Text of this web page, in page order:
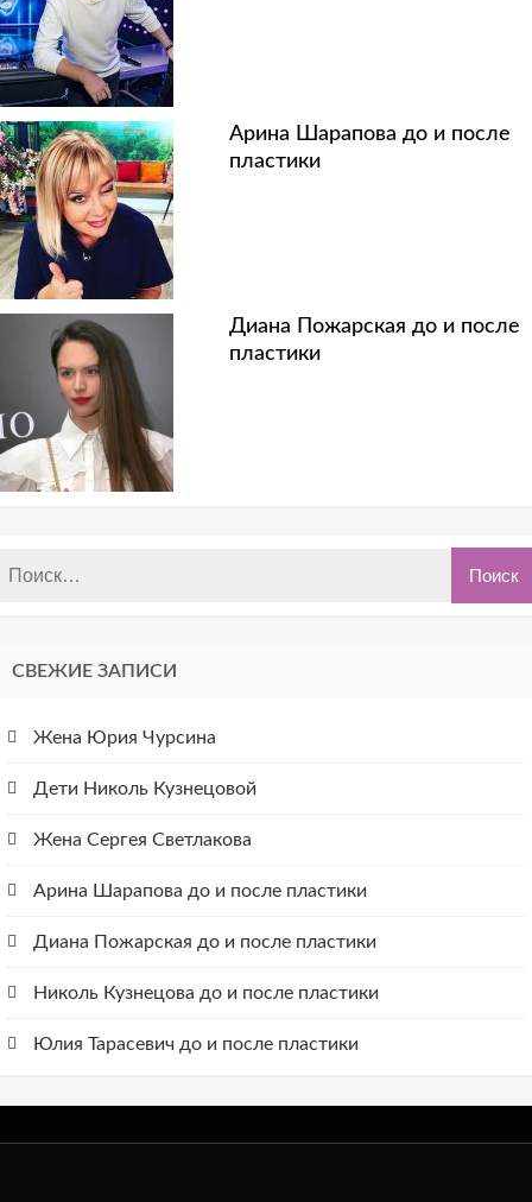
Арина Шарапова до и после
пластики
Диана Пожарская до и после
пластики
СВЕЖИЕ ЗАПИСИ
Жена Юрия Чурсина
Дети Николь Кузнецовой
Жена Сергея Светлакова
Арина Шарапова до и после пластики
Диана Пожарская до и после пластики
Николь Кузнецова до и после пластики
Юлия Тарасевич до и после пластики